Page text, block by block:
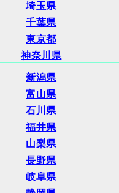
埼玉県
千葉県
東京都
神奈川県
新潟県
富山県
石川県
福井県
山梨県
長野県
岐阜県